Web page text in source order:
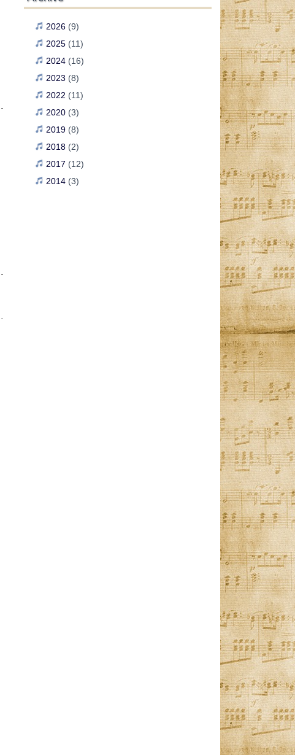
2026 (9)
2025 (11)
2024 (16)
2023 (8)
2022 (11)
2020 (3)
2019 (8)
2018 (2)
2017 (12)
2014 (3)